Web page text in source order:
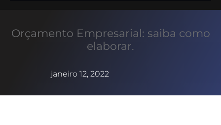
Orçamento Empresarial: saiba como
elaborar.
janeiro 12, 2022